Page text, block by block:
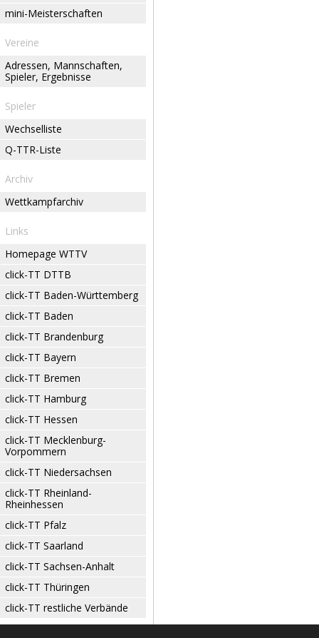
mini-Meisterschaften
Vereine
Adressen, Mannschaften,
Spieler, Ergebnisse
Spieler
Wechselliste
Q-TTR-Liste
Archiv
Wettkampfarchiv
Links
Homepage WTTV
click-TT DTTB
click-TT Baden-Württemberg
click-TT Baden
click-TT Brandenburg
click-TT Bayern
click-TT Bremen
click-TT Hamburg
click-TT Hessen
click-TT Mecklenburg-
Vorpommern
click-TT Niedersachsen
click-TT Rheinland-
Rheinhessen
click-TT Pfalz
click-TT Saarland
click-TT Sachsen-Anhalt
click-TT Thüringen
click-TT restliche Verbände